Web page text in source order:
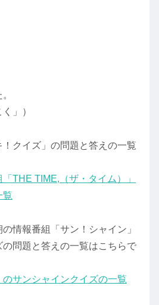
」）
クイズ」の問題と答えの一覧
THE TIME,（ザ・タイム）」
覧
情報番組「サン！シャイン」
問題と答えの一覧はこちらで
のサンシャインクイズの一覧